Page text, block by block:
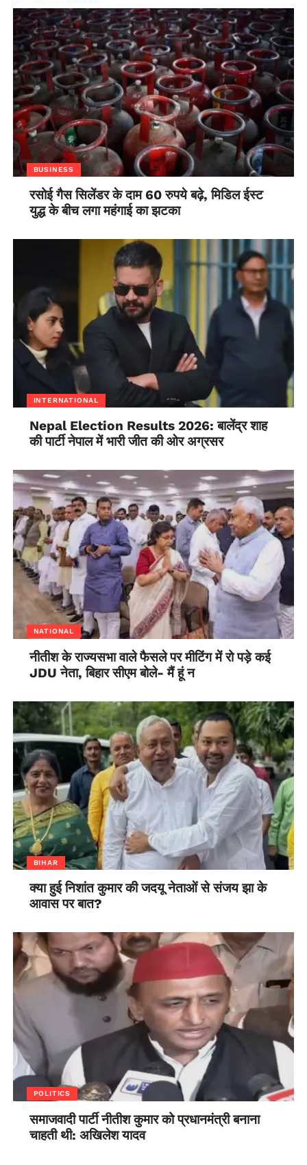
BUSINESS
रसोई गैस सिलेंडर के दाम 60 रुपये बढ़े, मिडिल ईस्ट
युद्ध के बीच लगा महंगाई का झटका
INTERNATIONAL
Nepal Election Results 2026: बालेंद्र शाह
की पार्टी नेपाल में भारी जीत की ओर अग्रसर
NATIONAL
नीतीश के राज्यसभा वाले फैसले पर मीटिंग में रो पड़े कई
JDU नेता, बिहार सीएम बोले- मैं हूं न
BIHAR
क्या हुई निशांत कुमार की जदयू नेताओं से संजय झा के
आवास पर बात?
POLITICS
समाजवादी पार्टी नीतीश कुमार को प्रधानमंत्री बनाना
चाहती थी: अखिलेश यादव